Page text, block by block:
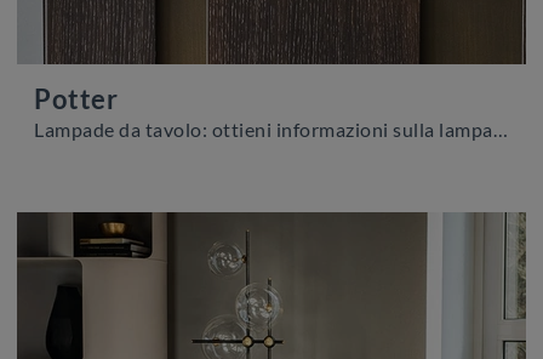
Potter
Lampade da tavolo: ottieni informazioni sulla lampada Potter in metallo che ti proponiamo.